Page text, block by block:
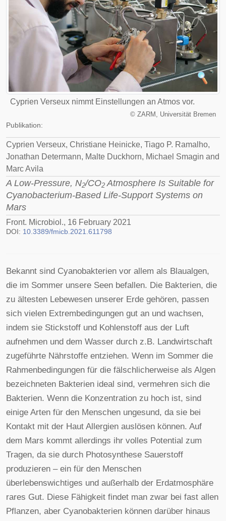
Cyprien Verseux nimmt Einstellungen an Atmos vor.
© ZARM, Universität Bremen
Publikation:
Cyprien Verseux, Christiane Heinicke, Tiago P. Ramalho,
Jonathan Determann, Malte Duckhorn, Michael Smagin and
Marc Avila
A Low-Pressure, N2/CO2 Atmosphere Is Suitable for
Cyanobacterium-Based Life-Support Systems on
Mars
Front. Microbiol., 16 February 2021
DOI: 10.3389/fmicb.2021.611798
Bekannt sind Cyanobakterien vor allem als Blaualgen,
die im Sommer unsere Seen befallen. Die Bakterien, die
zu ältesten Lebewesen unserer Erde gehören, passen
sich vielen Extrembedingungen gut an und wachsen,
indem sie Stickstoff und Kohlenstoff aus der Luft
aufnehmen und dem Wasser durch z.B. Landwirtschaft
zugeführte Nährstoffe entziehen. Wenn im Sommer die
Rahmenbedingungen für die fälschlicherweise als Algen
bezeichneten Bakterien ideal sind, vermehren sich die
Bakterien. Wenn die Konzentration zu hoch ist, sind
einige Arten für den Menschen ungesund, da sie bei
Kontakt mit der Haut Allergien auslösen können. Auf
dem Mars kommt allerdings ihr volles Potential zum
Tragen, da sie durch Photosynthese Sauerstoff
produzieren – ein für den Menschen
überlebenswichtiges und außerhalb der Erdatmosphäre
rares Gut. Diese Fähigkeit findet man zwar bei fast allen
Pflanzen, aber Cyanobakterien können darüber hinaus